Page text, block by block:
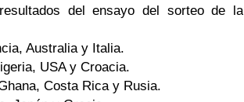
del ensayo del sorteo de la
Australia y Italia.
USA y Croacia.
Costa Rica y Rusia.